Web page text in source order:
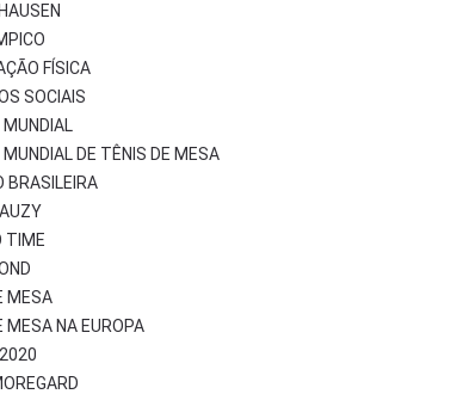
FÍSICA
SOCIAIS
MUNDIAL
MUNDIAL DE TÊNIS DE MESA
BRASILEIRA
TIME
MESA
MESA NA EUROPA